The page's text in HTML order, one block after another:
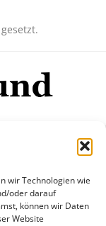
wir Technologien wie
oder darauf
können wir Daten
Website